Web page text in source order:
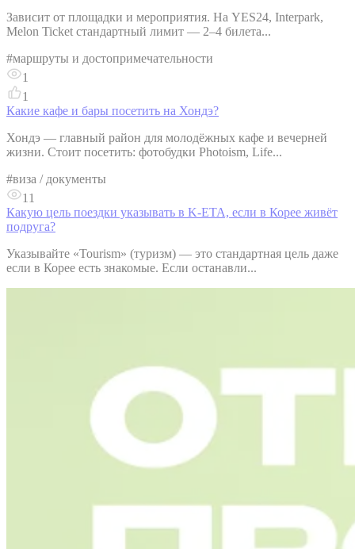
Зависит от площадки и мероприятия. На YES24, Interpark,
Melon Ticket стандартный лимит — 2–4 билета...
#маршруты и достопримечательности
1
1
Какие кафе и бары посетить на Хондэ?
Хондэ — главный район для молодёжных кафе и вечерней
жизни. Стоит посетить: фотобудки Photoism, Life...
#виза / документы
11
Какую цель поездки указывать в K-ETA, если в Корее живёт
подруга?
Указывайте «Tourism» (туризм) — это стандартная цель даже
если в Корее есть знакомые. Если останавли...